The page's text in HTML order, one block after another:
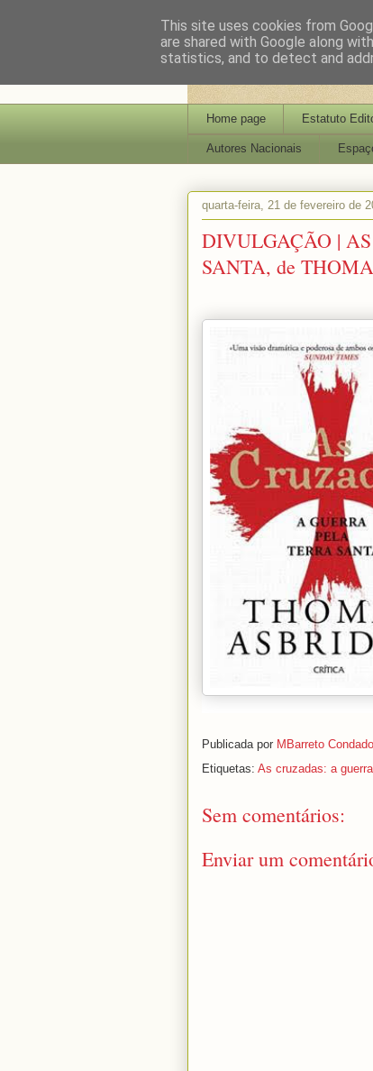
Home page Estatuto
Autores Nacionais
quarta-feira, 21 de fevereiro de
DIVULGAÇÃO |
SANTA, de
Publicada por MBarreto Condado
Etiquetas: As cruzadas: a
Sem comentários:
Enviar um
This site uses cookies from
are shared with Google along
statistics, and to detect and